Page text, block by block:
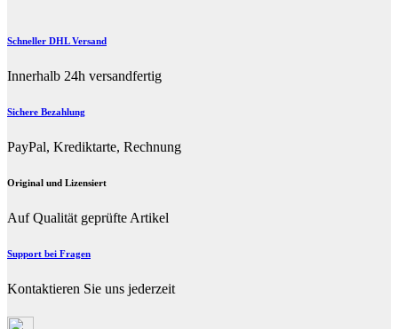
Schneller DHL Versand
Innerhalb 24h versandfertig
Sichere Bezahlung
PayPal, Krediktarte, Rechnung
Original und Lizensiert
Auf Qualität geprüfte Artikel
Support bei Fragen
Kontaktieren Sie uns jederzeit